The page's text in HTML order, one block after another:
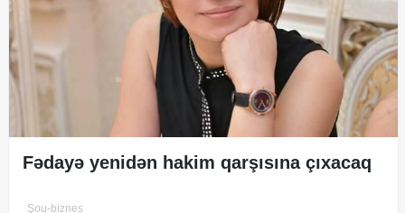
Fədayə yenidən hakim qarşısına çıxacaq
Şou-biznes